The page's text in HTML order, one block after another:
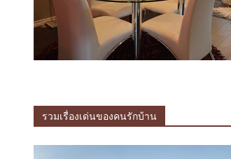
รวมเรื่องเด่นของคนรักบ้าน